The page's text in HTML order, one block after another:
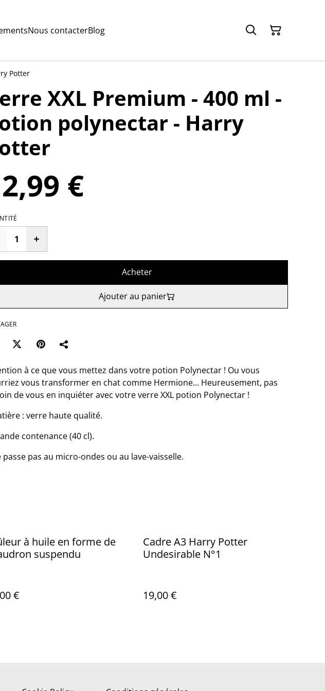
Nous contacterBlog
Potter
XXL Premium - 400 ml -
polynectar - Harry
€
Acheter
Ajouter au panier
à ce que vous mettez dans votre potion Polynectar ! Ou vous
vous transformer en chat comme Hermione... Heureusement, pas
de vous en inquiéter avec votre verre XXL potion Polynectar !
: verre haute qualité.
contenance (40 cl).
passe pas au micro-ondes ou au lave-vaisselle.
à huile en forme de
suspendu
€
Cadre A3 Harry Potter
Undesirable N°1
19,00 €